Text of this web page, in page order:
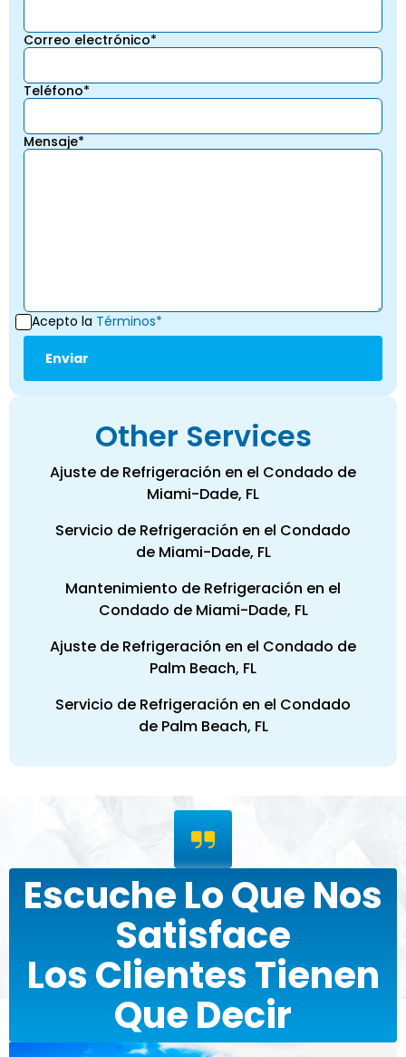
Correo electrónico*
Teléfono*
Mensaje*
Acepto la Términos*
Other Services
Ajuste de Refrigeración en el Condado de
Miami-Dade, FL
Servicio de Refrigeración en el Condado
de Miami-Dade, FL
Mantenimiento de Refrigeración en el
Condado de Miami-Dade, FL
Ajuste de Refrigeración en el Condado de
Palm Beach, FL
Servicio de Refrigeración en el Condado
de Palm Beach, FL
Escuche Lo Que Nos
Satisface
Los Clientes Tienen
Que Decir